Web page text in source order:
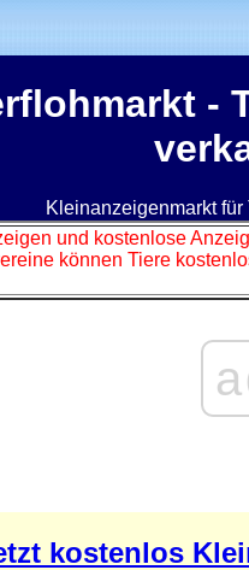
-
Kleinanzeigenmarkt
und kostenlose
können Tiere
kostenlos